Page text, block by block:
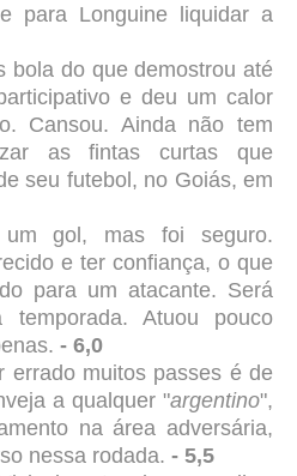
para Longuine liquidar a
bola do que demostrou até
e deu um calor
Cansou. Ainda não tem
as fintas curtas que
seu futebol, no Goiás, em
gol, mas foi seguro.
e ter confiança, o que
para um atacante. Será
temporada. Atuou pouco
- 6,0
errado muitos passes é de
a qualquer "argentino",
na área adversária,
nessa rodada. - 5,5